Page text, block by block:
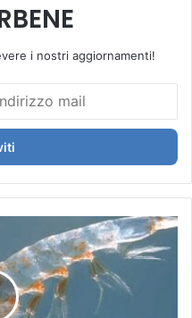
i nostri aggiornamenti!